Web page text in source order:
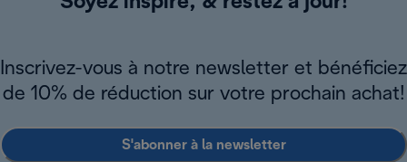
Inscrivez-vous à notre newsletter et bénéficiez
de 10% de réduction sur votre prochain achat!
S'abonner à la newsletter